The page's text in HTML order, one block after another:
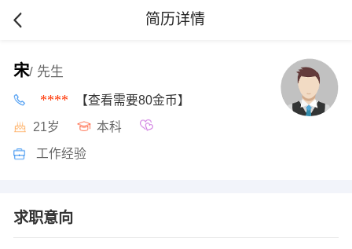
简历详情
宋/ 先生
**** 【查看需要80金币】
21岁 本科
工作经验
求职意向